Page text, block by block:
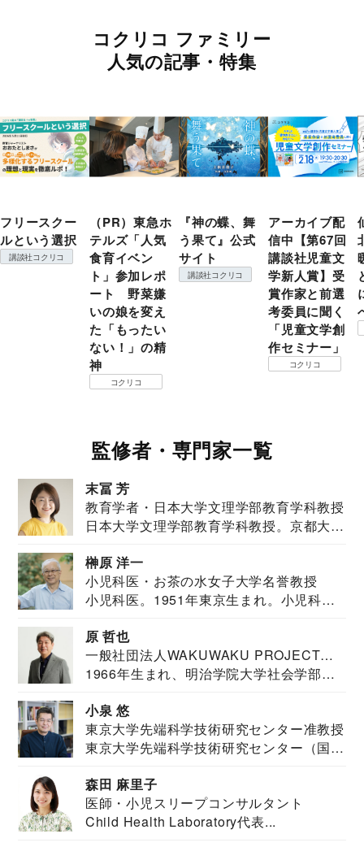
コクリコ ファミリー
人気の記事・特集
フリースクー
ルという選択
講談社コクリコ
（PR）東急ホ
テルズ「人気
食育イベン
ト」参加レポ
ート 野菜嫌
いの娘を変え
た「もったい
ない！」の精
神
コクリコ
『神の蝶、舞
う果て』公式
サイト
講談社コクリコ
アーカイブ配
信中【第67回
講談社児童文
学新人賞】受
賞作家と前選
考委員に聞く
「児童文学創
作セミナー」
コクリコ
監修者・専門家一覧
末冨 芳
教育学者・日本大学文理学部教育学科教授
日本大学文理学部教育学科教授。京都大学
榊原 洋一
小児科医・お茶の水女子大学名誉教授
小児科医。1951年東京生まれ。小児科
原 哲也
一般社団法人WAKUWAKU PROJECT
JAPAN代表・言語聴覚士・社会福祉士
1966年生まれ、明治学院大学社会学部福
小泉 悠
東京大学先端科学技術研究センター准教授
東京大学先端科学技術研究センター（国際
森田 麻里子
医師・小児スリープコンサルタント
Child Health Laboratory代表...